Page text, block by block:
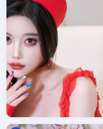
霜
降
回
声
壁
万